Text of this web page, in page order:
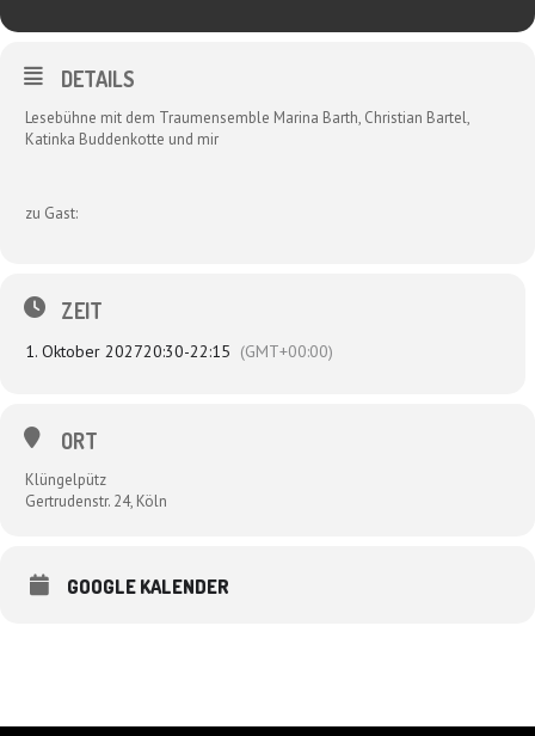
DETAILS
Lesebühne mit dem Traumensemble Marina Barth, Christian Bartel,
Katinka Buddenkotte und mir
zu Gast:
ZEIT
1. Oktober 202720:30-22:15 (GMT+00:00)
ORT
Klüngelpütz
Gertrudenstr. 24, Köln
GOOGLE KALENDER